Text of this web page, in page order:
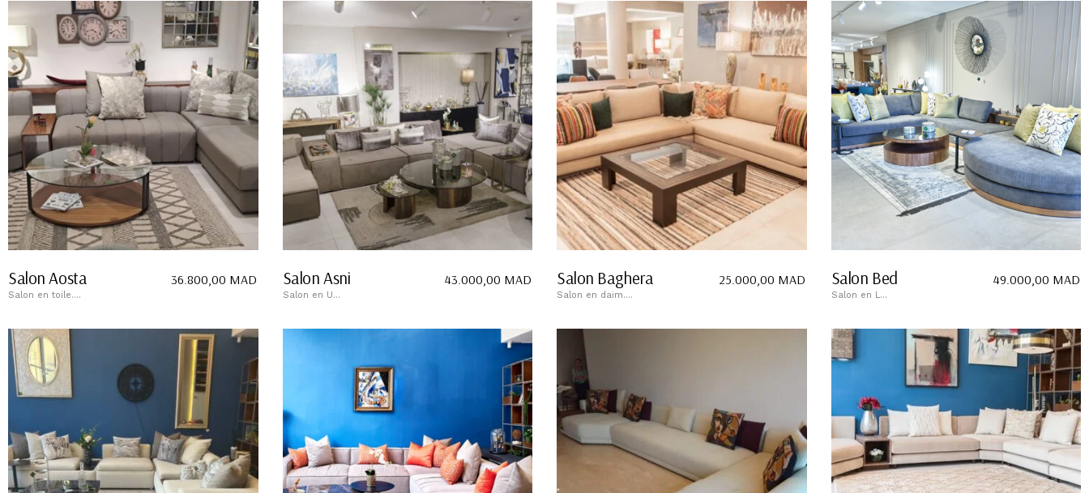
Salon Aosta
Salon en toile....
36.800,00 MAD Salon Asni
Salon en U...
43.000,00 MAD Salon Baghera
Salon en daim....
25.000,00 MAD Salon Bed
Salon en L...
49.000,00 MAD